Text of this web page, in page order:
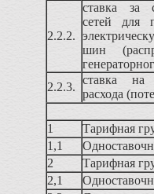
2.2.2.
ставка за
сетей для
шин
2.2.3.
ставка на
расхода
1
Тарифная
1,1
2
Тарифная
2,1